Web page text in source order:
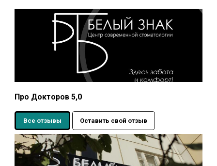
Про Докторов 5,0
Все отзывы Оставить свой отзыв